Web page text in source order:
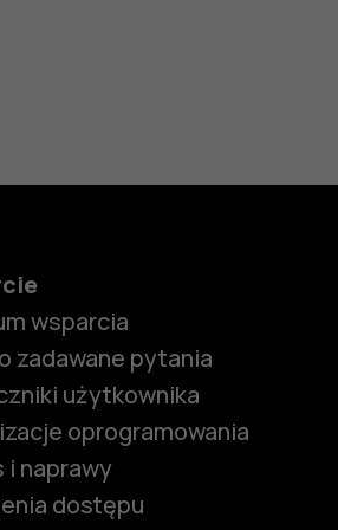
wsparcia
zadawane pytania
użytkownika
oprogramowania
i naprawy
dostępu